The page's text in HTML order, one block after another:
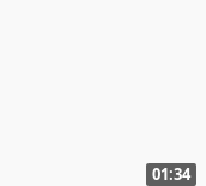
01:34